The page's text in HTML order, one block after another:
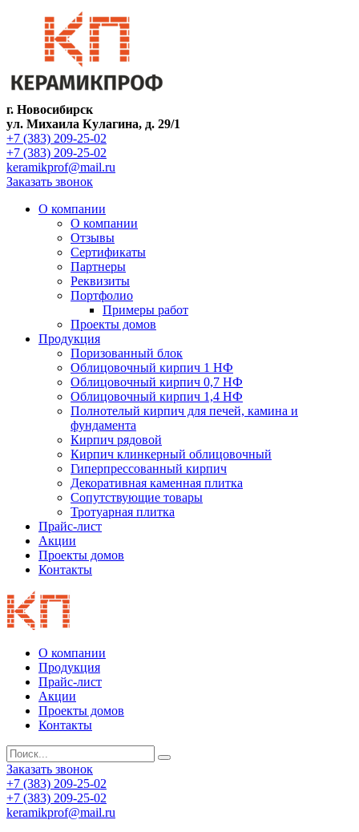
г. Новосибирск
ул. Михаила Кулагина, д. 29/1
+7 (383) 209-25-02
+7 (383) 209-25-02
keramikprof@mail.ru
Заказать звонок
О компании
О компании
Отзывы
Сертификаты
Партнеры
Реквизиты
Портфолио
Примеры работ
Проекты домов
Продукция
Поризованный блок
Облицовочный кирпич 1 НФ
Облицовочный кирпич 0,7 НФ
Облицовочный кирпич 1,4 НФ
Полнотелый кирпич для печей, камина и
фундамента
Кирпич рядовой
Кирпич клинкерный облицовочный
Гиперпрессованный кирпич
Декоративная каменная плитка
Сопутствующие товары
Тротуарная плитка
Прайс-лист
Акции
Проекты домов
Контакты
О компании
Продукция
Прайс-лист
Акции
Проекты домов
Контакты
Заказать звонок
+7 (383) 209-25-02
+7 (383) 209-25-02
keramikprof@mail.ru